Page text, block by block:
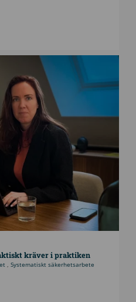
kräver i praktiken
,Systematiskt säkerhetsarbete